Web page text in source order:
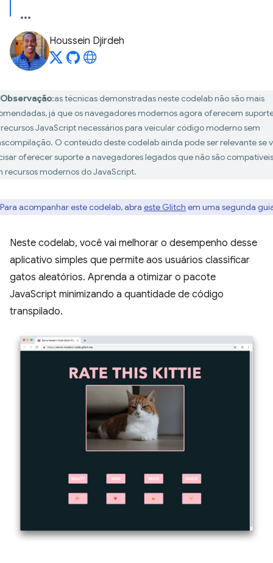
Houssein Djirdeh
Observação:as técnicas demonstradas neste codelab não são mais
já que os navegadores modernos agora oferecem
JavaScript necessários para veicular código moderno sem
O conteúdo deste codelab ainda pode ser relevante se
oferecer suporte a navegadores legados que não são compatíveis
recursos modernos do JavaScript.
Para acompanhar este codelab, abra este Glitch em uma segunda
Neste codelab, você vai melhorar o desempenho desse
aplicativo simples que permite aos usuários classificar
gatos aleatórios. Aprenda a otimizar o pacote
JavaScript minimizando a quantidade de código
transpilado.